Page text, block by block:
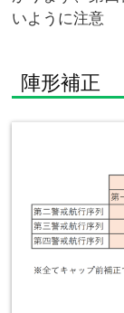
いように注意
陣形補正